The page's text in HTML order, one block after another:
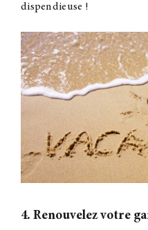
dispendieuse !
4. Renouvelez votre